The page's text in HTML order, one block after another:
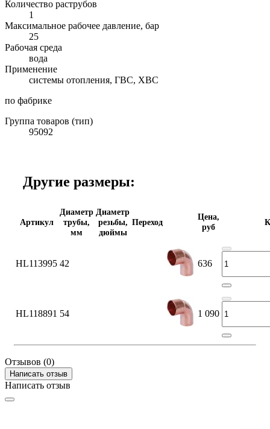
Количество раструбов
1
Максимальное рабочее давление, бар
25
Рабочая среда
вода
Применение
системы отопления, ГВС, ХВС
по фабрике
Группа товаров (тип)
95092
Другие размеры:
Артикул
Диаметр
трубы,
мм
Диаметр
резьбы,
дюймы
Переход
Цена,
руб
HL113995 42 636
HL118891 54 1 090
Отзывов (0)
Написать отзыв
Написать отзыв